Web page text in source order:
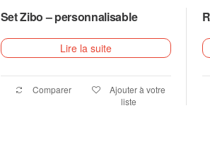
Set Zibo – personnalisable
Lire la suite
Comparer
Ajouter à votre
liste